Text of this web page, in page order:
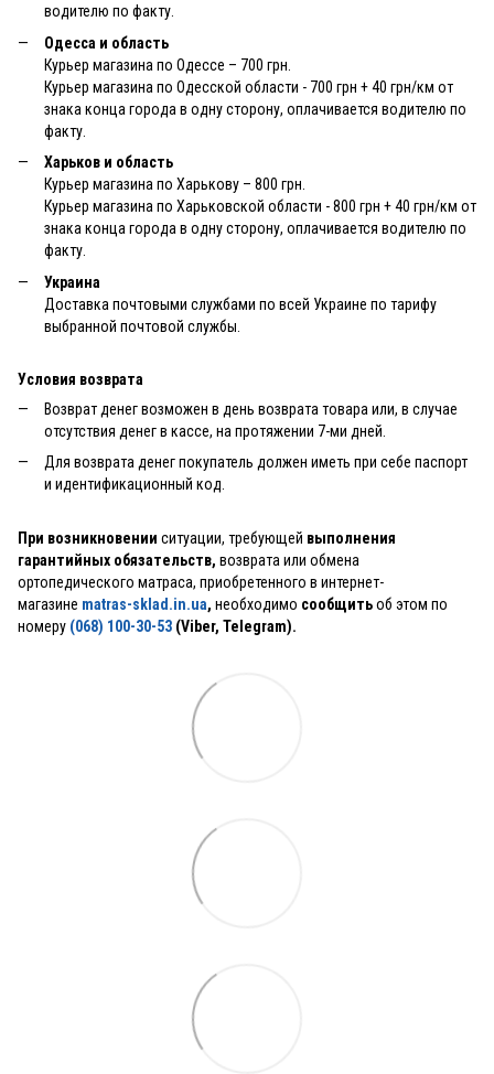
водителю по факту.
Одесса и область
Курьер магазина по Одессе – 700 грн.
Курьер магазина по Одесской области - 700 грн + 40 грн/км от
знака конца города в одну сторону, оплачивается водителю по
факту.
Харьков и область
Курьер магазина по Харькову – 800 грн.
Курьер магазина по Харьковской области - 800 грн + 40 грн/км от
знака конца города в одну сторону, оплачивается водителю по
факту.
Украина
Доставка почтовыми службами по всей Украине по тарифу
выбранной почтовой службы.
Условия возврата
Возврат денег возможен в день возврата товара или, в случае
отсутствия денег в кассе, на протяжении 7-ми дней.
Для возврата денег покупатель должен иметь при себе паспорт
и идентификационный код.
При возникновении ситуации, требующей выполнения
гарантийных обязательств, возврата или обмена
ортопедического матраса, приобретенного в интернет-
магазине matras-sklad.in.ua, необходимо сообщитьоб этом по
номеру (068) 100-30-53 (Viber, Telegram).